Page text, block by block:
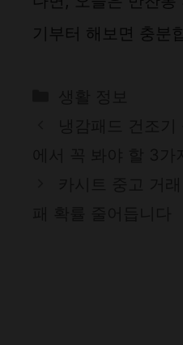
기부터 해보면 충분